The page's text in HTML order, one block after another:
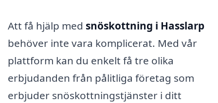
Att få hjälp med snöskottning i Hasslarp
behöver inte vara komplicerat. Med vår
plattform kan du enkelt få tre olika
erbjudanden från pålitliga företag som
erbjuder snöskottningstjänster i ditt